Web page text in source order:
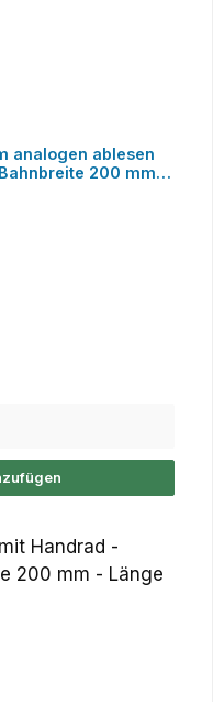
analogen ablesen
200 mm -